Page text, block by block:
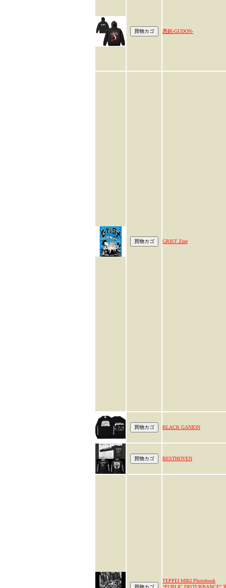
愚鈍-GUDON-
GRIST Zine
BLACK GANION
BESTHOVEN
TEPPEI MIKI Photobook
“PUBLIC DISTURBANCE”